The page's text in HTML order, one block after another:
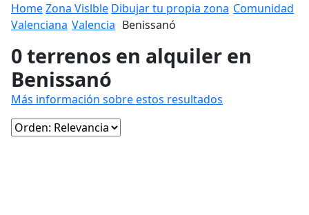
HomeZona Vislble Dibujar tu propia zona Comunidad
Valenciana Valencia Benissanó
0 terrenos en alquiler en
Benissanó
Más información sobre estos resultados